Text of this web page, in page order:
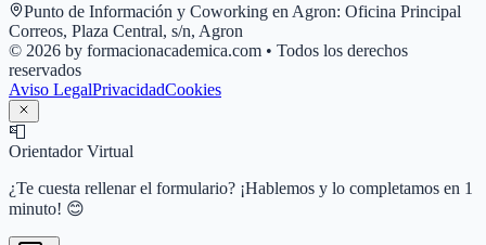
Punto de Información y Coworking en Agron: Oficina Principal
Correos, Plaza Central, s/n, Agron
© 2026 by formacionacademica.com • Todos los derechos
reservados
Aviso LegalPrivacidadCookies
📮
Orientador Virtual
¿Te cuesta rellenar el formulario? ¡Hablemos y lo completamos en 1
minuto! 😊